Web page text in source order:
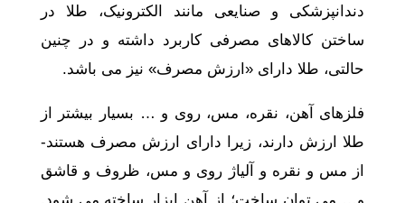
دندانپزشکی و صنایعی مانند الکترونیک، طلا در
ساختن کالاهای مصرفی کاربرد داشته و در چنین
حالتی، طلا دارای «ارزش مصرف» نیز می باشد.
فلزهای آهن، نقره، مس، روی و … بسیار بیشتر از
طلا ارزش دارند، زیرا دارای ارزش مصرف هستند-
از مس و نقره و آلیاژ روی و مس، ظروف و قاشق